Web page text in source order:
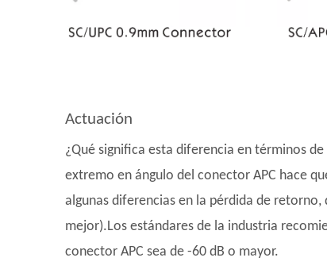
Actuación
¿Qué significa esta diferencia en términos
extremo en ángulo del conector APC hace
algunas diferencias en la pérdida de
mejor).Los estándares de la industria
conector APC sea de -60 dB o mayor.